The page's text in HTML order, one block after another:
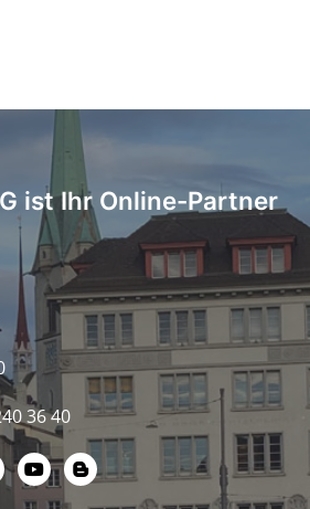
ist Ihr Online-Partner
36 40